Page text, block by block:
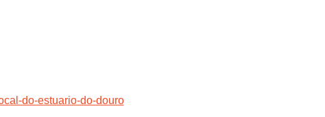
do-estuario-do-douro